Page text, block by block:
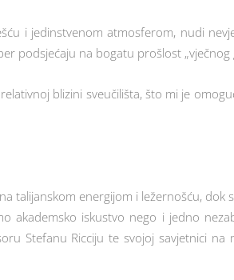
i jedinstvenom atmosferom, nudi
podsjećaju na bogatu prošlost „vječnog
blizini sveučilišta, što mi je
talijanskom energijom i ležernošću, dok
akademsko iskustvo nego i jedno
Stefanu Ricciju te svojoj savjetnici na